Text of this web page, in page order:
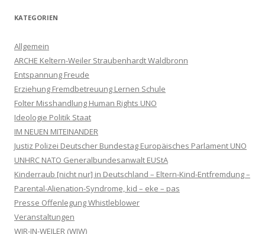
KATEGORIEN
Allgemein
ARCHE Keltern-Weiler Straubenhardt Waldbronn
Entspannung Freude
Erziehung Fremdbetreuung Lernen Schule
Folter Misshandlung Human Rights UNO
Ideologie Politik Staat
IM NEUEN MITEINANDER
Justiz Polizei Deutscher Bundestag Europäisches Parlament UNO
UNHRC NATO Generalbundesanwalt EUStA
Kinderraub [nicht nur] in Deutschland – Eltern-Kind-Entfremdung –
Parental-Alienation-Syndrome, kid – eke – pas
Presse Offenlegung Whistleblower
Veranstaltungen
WIR-IN-WEILER (WIW)